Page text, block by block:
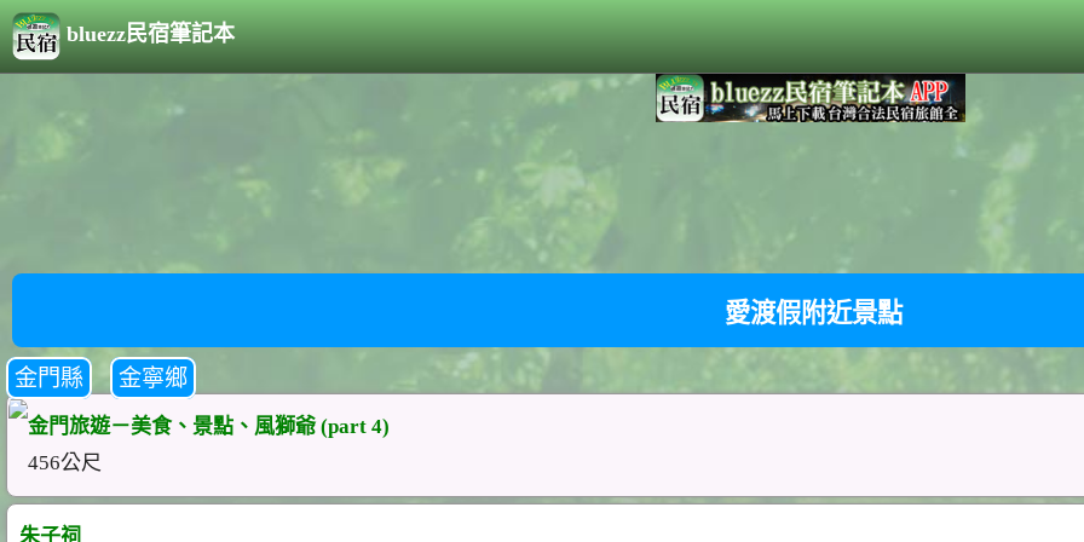
bluezz民宿筆記本
愛渡假附近景點
金門縣 金寧鄉
金門旅遊－美食、景點、風獅爺 (part 4)
456公尺
朱子祠